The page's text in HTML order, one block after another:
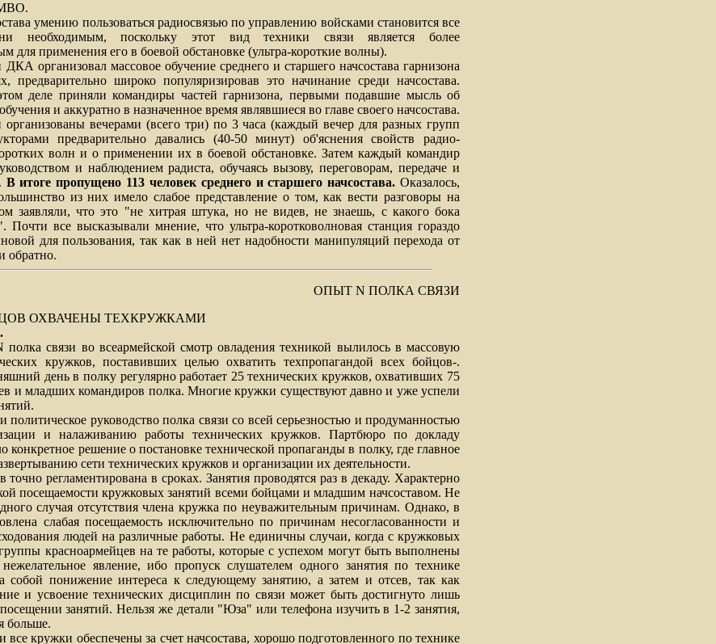
умению пользоваться радиосвязью по управлению войсками становится все
необходимым, поскольку этот вид техники связи является более
для применения его в боевой обстановке (ультра-короткие волны).
массовое обучение среднего и старшего начсостава гарнизона
предварительно широко популяризировав это начинание среди начсостава.
деле приняли командиры частей гарнизона, первыми подавшие мысль об
и аккуратно в назначенное время являвшиеся во главе своего начсостава.
вечерами (всего три) по 3 часа (каждый вечер для разных групп
предварительно давались (40-50 минут) об'яснения свойств радио-
волн и о применении их в боевой обстановке. Затем каждый командир
и наблюдением радиста, обучаясь вызову, переговорам, передаче и
В итоге пропущено 113 человек среднего и старшего начсостава. Оказалось,
из них имело слабое представление о том, как вести разговоры на
заявляли, что это "не хитрая штука, но не видев, не знаешь, с какого бока
Почти все высказывали мнение, что ультра-коротковолновая станция гораздо
для пользования, так как в ней нет надобности манипуляций перехода от
обратно.
ОПЫТ N ПОЛКА СВЯЗИ
ОХВАЧЕНЫ ТЕХКРУЖКАМИ
связи во всеармейской смотр овладения техникой вылилось в массовую
кружков, поставивших целью охватить техпропагандой всех бойцов-.
день в полку регулярно работает 25 технических кружков, охвативших 75
и младших командиров полка. Многие кружки существуют давно и уже успели
руководство полка связи со всей серьезностью и продуманностью
и налаживанию работы технических кружков. Партбюро по докладу
конкретное решение о постановке технической пропаганды в полку, где главное
сети технических кружков и организации их деятельности.
регламентирована в сроках. Занятия проводятся раз в декаду. Характерно
посещаемости кружковых занятий всеми бойцами и младшим начсоставом. Не
случая отсутствия члена кружка по неуважительным причинам. Однако, в
слабая посещаемость исключительно по причинам несогласованности и
людей на различные работы. Не единичны случаи, когда с кружковых
красноармейцев на те работы, которые с успехом могут быть выполнены
явление, ибо пропуск слушателем одного занятия по технике
собой понижение интереса к следующему занятию, а затем и отсев, так как
и усвоение технических дисциплин по связи может быть достигнуто лишь
занятий. Нельзя же детали "Юза" или телефона изучить в 1-2 занятия,
больше.
кружки обеспечены за счет начсостава, хорошо подготовленного по технике